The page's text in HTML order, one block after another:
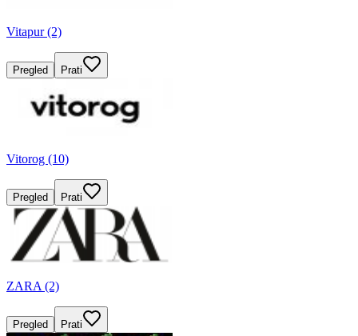
Vitapur (2)
Pregled Prati
Vitorog (10)
Pregled Prati
ZARA (2)
Pregled Prati